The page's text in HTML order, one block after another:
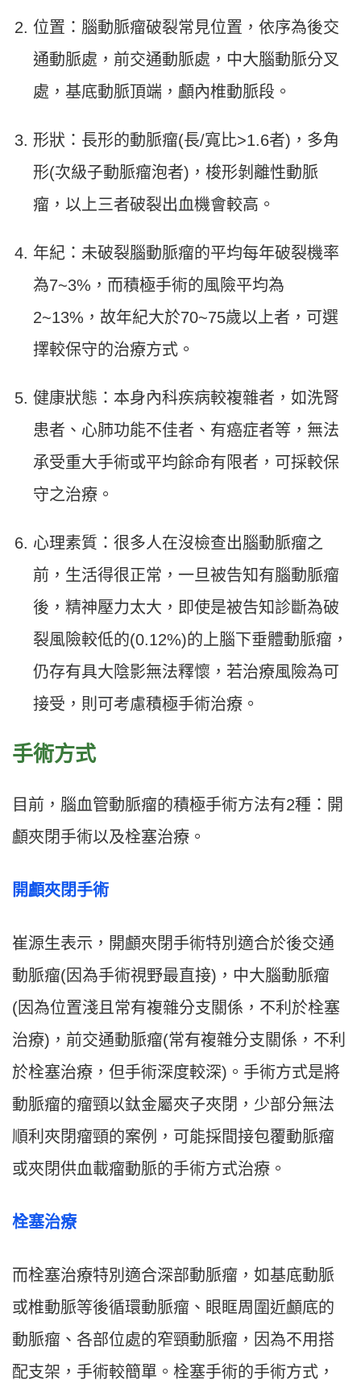
位置：腦動脈瘤破裂常見位置，依序為後交
通動脈處，前交通動脈處，中大腦動脈分叉
處，基底動脈頂端，顱內椎動脈段。
形狀：長形的動脈瘤(長/寬比>1.6者)，多角
形(次級子動脈瘤泡者)，梭形剝離性動脈
瘤，以上三者破裂出血機會較高。
年紀：未破裂腦動脈瘤的平均每年破裂機率
為7~3%，而積極手術的風險平均為
2~13%，故年紀大於70~75歲以上者，可選
擇較保守的治療方式。
健康狀態：本身內科疾病較複雜者，如洗腎
患者、心肺功能不佳者、有癌症者等，無法
承受重大手術或平均餘命有限者，可採較保
守之治療。
心理素質：很多人在沒檢查出腦動脈瘤之
前，生活得很正常，一旦被告知有腦動脈瘤
後，精神壓力太大，即使是被告知診斷為破
裂風險較低的(0.12%)的上腦下垂體動脈瘤，
仍存有具大陰影無法釋懷，若治療風險為可
接受，則可考慮積極手術治療。
手術方式
目前，腦血管動脈瘤的積極手術方法有2種：開
顱夾閉手術以及栓塞治療。
開顱夾閉手術
崔源生表示，開顱夾閉手術特別適合於後交通
動脈瘤(因為手術視野最直接)，中大腦動脈瘤
(因為位置淺且常有複雜分支關係，不利於栓塞
治療)，前交通動脈瘤(常有複雜分支關係，不利
於栓塞治療，但手術深度較深)。手術方式是將
動脈瘤的瘤頸以鈦金屬夾子夾閉，少部分無法
順利夾閉瘤頸的案例，可能採間接包覆動脈瘤
或夾閉供血載瘤動脈的手術方式治療。
栓塞治療
而栓塞治療特別適合深部動脈瘤，如基底動脈
或椎動脈等後循環動脈瘤、眼眶周圍近顱底的
動脈瘤、各部位處的窄頸動脈瘤，因為不用搭
配支架，手術較簡單。栓塞手術的手術方式，